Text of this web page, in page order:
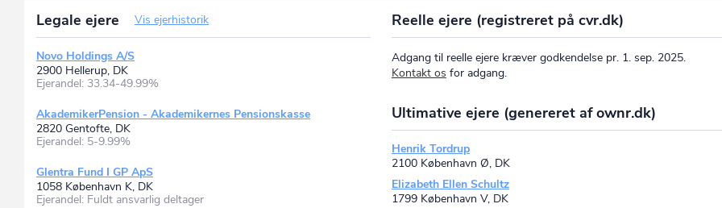
Legale ejere Vis ejerhistorik
Novo Holdings A/S
2900 Hellerup, DK
Ejerandel: 33.34-49.99%
AkademikerPension - Akademikernes Pensionskasse
2820 Gentofte, DK
Ejerandel: 5-9.99%
Glentra Fund I GP ApS
1058 København K, DK
Ejerandel: Fuldt ansvarlig deltager
Reelle ejere (registreret på cvr.dk)
Adgang til reelle ejere kræver godkendelse pr. 1. sep. 2025.
Kontakt os for adgang.
Ultimative ejere (genereret af ownr.dk)
Henrik Tordrup
2100 København Ø, DK
Elizabeth Ellen Schultz
1799 København V, DK